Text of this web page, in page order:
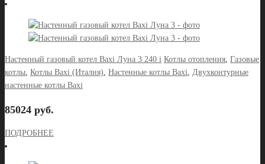
Настенный газовый котел Baxi Луна 3 240 i Котлы отопления Газовые
котлы Котлы Baxi (Италия) Настенные котлы Baxi
Двухконтурные
настенные котлы Baxi
85024 руб.
ПОДРОБНЕЕ